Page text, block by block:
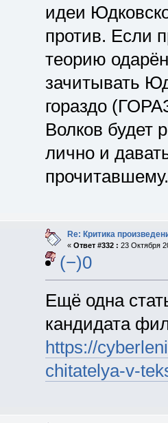
идеи
против. Если
теорию
зачитывать
гораздо
Волков будет
лично и
прочитавшему.
Re: Критика
« Ответ #332 : 23 Октября
(−)0
Ещё одна
кандидата
https://
chitatelya-v-